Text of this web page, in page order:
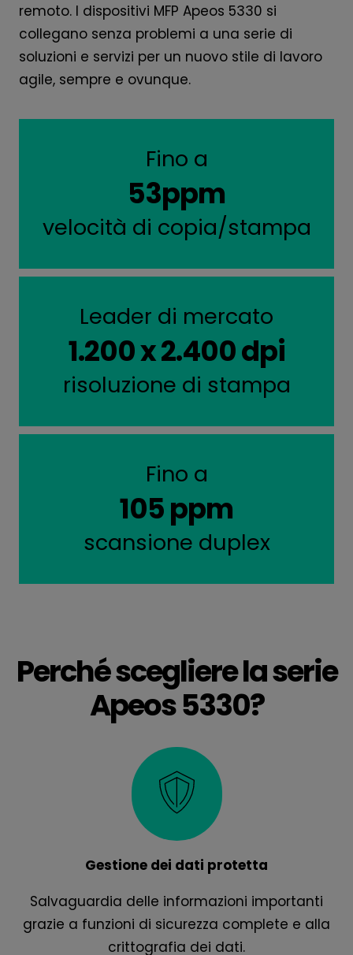
remoto. I dispositivi MFP Apeos 5330 si
collegano senza problemi a una serie di
soluzioni e servizi per un nuovo stile di lavoro
agile, sempre e ovunque.
Fino a
53ppm
velocità di copia/stampa
Leader di mercato
1.200 x 2.400 dpi
risoluzione di stampa
Fino a
105 ppm
scansione duplex
Perché scegliere la serie
Apeos 5330?
Gestione dei dati protetta
Salvaguardia delle informazioni importanti
grazie a funzioni di sicurezza complete e alla
crittografia dei dati.